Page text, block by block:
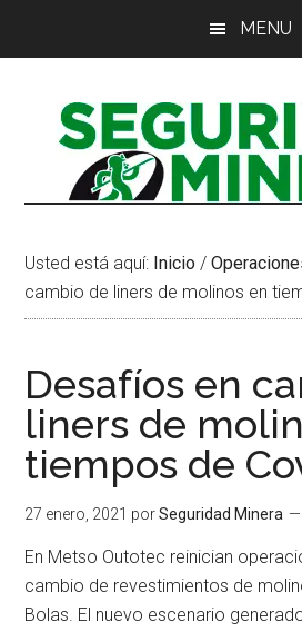
principal
MENU
Usted está aquí: Inicio /
cambio de liners de molinos en
Desafíos en
liners de
tiempos de
27 enero, 2021 porSeguridad Minera
En Metso Outotec reinician
cambio de revestimientos de
Bolas. El nuevo escenario